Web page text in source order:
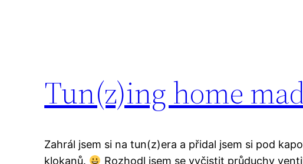
Tun(z)ing home
Zahrál jsem si na tun(z)era a přidal jsem si pod
klokanů.
Rozhodl jsem se vyčistit průduchy